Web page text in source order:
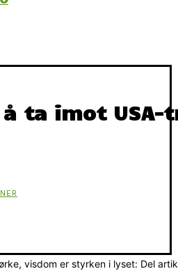
ta imot USA-
visdom er styrken i lyset: Del